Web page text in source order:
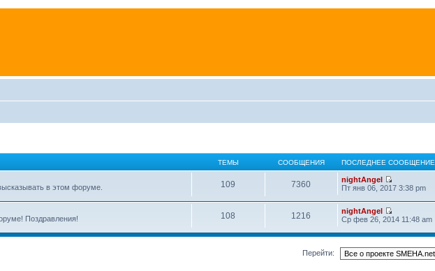
ТЕМЫ СООБЩЕНИЯ ПОСЛЕДНЕЕ СООБЩЕНИЕ
в этом форуме.
109 7360
nightAngel
Пт янв 06, 2017 3:38 pm
Поздравления!
108 1216
nightAngel
Ср фев 26, 2014 11:48 am
Перейти: